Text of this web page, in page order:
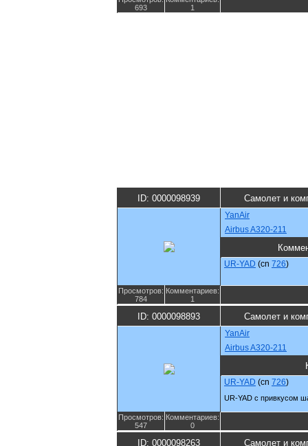
693
1
ID: 0000098939 Самолет и
YanAir
Airbus A320-211
UR-YAD (cn 726)
Просмотров:
784
Комментариев:
1
ID: 0000098893 Самолет и
YanAir
Airbus A320-211
UR-YAD (cn 726)
UR-YAD с привкусом
Просмотров:
547
Комментариев:
0
ID: 0000098263 Самолет и